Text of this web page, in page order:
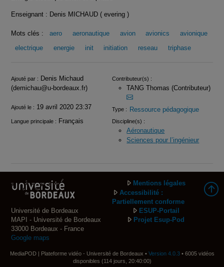
Enseignant : Denis MICHAUD ( evering )
Mots clés : aero aeronautique avion avionics
avionique
electrique
energie init initiation reseau triphase
Infos
Ajouté par : Denis Michaud
(demichau@u-bordeaux.fr)
Contributeur(s) :
TANG Thomas (Contributeur)
Ajouté le : 19 avril 2020 23:37 Type : Ressource pédagogique
Langue principale : Français Discipline(s) :
Aéronautique
Sciences pour l’ingénieur
Université de Bordeaux
MAPI - Université de Bordeaux
33000 Bordeaux - France
Google maps
Mentions légales
Accessibilité :
Partiellement conforme
ESUP-Portail
Projet Esup-Pod
MediaPOD | Plateforme vidéo - Université de Bordeaux • Version 4.0.3• 6005 vidéos
disponibles (114 jours, 20:40:00)